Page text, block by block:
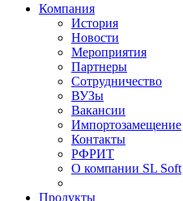
Компания
История
Новости
Мероприятия
Партнеры
Сотрудничество
ВУЗы
Вакансии
Импортозамещение
Контакты
РФРИТ
О компании SL Soft
Продукты